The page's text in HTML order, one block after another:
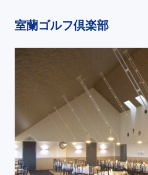
室蘭ゴルフ倶楽部